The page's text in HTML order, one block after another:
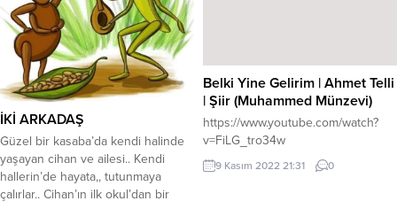
İKİ ARKADAŞ
Güzel bir kasaba’da kendi halinde
yaşayan cihan ve ailesi.. Kendi
hallerin’de hayata,, tutunmaya
çalırlar.. Cihan’ın ilk okul’dan bir
Belki Yine Gelirim | Ahmet Telli
| Şiir (Muhammed Münzevi)
https://www.youtube.com/watch?
v=FiLG_tro34w
9 Kasım 2022 21:31 0